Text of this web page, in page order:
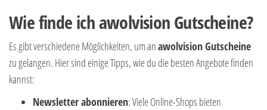
Wie finde ich awolvision Gutscheine?
Es gibt verschiedene Möglichkeiten, um anawolvision Gutscheine
zu gelangen. Hier sind einige Tipps, wie du die besten Angebote finden
kannst:
Newsletter abonnieren: Viele Online-Shops bieten